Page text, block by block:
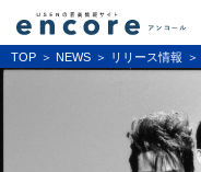
TOP NEWS リリース情報